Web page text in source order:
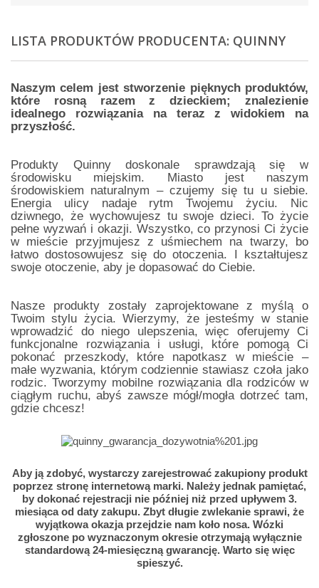
LISTA PRODUKTÓW PRODUCENTA: QUINNY
Naszym celem jest stworzenie pięknych produktów,
które rosną razem z dzieckiem; znalezienie
idealnego rozwiązania na teraz z widokiem na
przyszłość.
Produkty Quinny doskonale sprawdzają się w
środowisku miejskim. Miasto jest naszym
środowiskiem naturalnym – czujemy się tu u siebie.
Energia ulicy nadaje rytm Twojemu życiu. Nic
dziwnego, że wychowujesz tu swoje dzieci. To życie
pełne wyzwań i okazji. Wszystko, co przynosi Ci życie
w mieście przyjmujesz z uśmiechem na twarzy, bo
łatwo dostosowujesz się do otoczenia. I kształtujesz
swoje otoczenie, aby je dopasować do Ciebie.
Nasze produkty zostały zaprojektowane z myślą o
Twoim stylu życia. Wierzymy, że jesteśmy w stanie
wprowadzić do niego ulepszenia, więc oferujemy Ci
funkcjonalne rozwiązania i usługi, które pomogą Ci
pokonać przeszkody, które napotkasz w mieście –
małe wyzwania, którym codziennie stawiasz czoła jako
rodzic. Tworzymy mobilne rozwiązania dla rodziców w
ciągłym ruchu, abyś zawsze mógł/mogła dotrzeć tam,
gdzie chcesz!
Aby ją zdobyć, wystarczy zarejestrować zakupiony produkt
poprzez stronę internetową marki. Należy jednak pamiętać,
by dokonać rejestracji nie później niż przed upływem 3.
miesiąca od daty zakupu. Zbyt długie zwlekanie sprawi, że
wyjątkowa okazja przejdzie nam koło nosa. Wózki
zgłoszone po wyznaczonym okresie otrzymają wyłącznie
standardową 24-miesięczną gwarancję. Warto się więc
spieszyć.